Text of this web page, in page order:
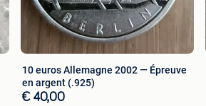
10 euros Allemagne 2002 — Épreuve
en argent (.925)
€ 40,00